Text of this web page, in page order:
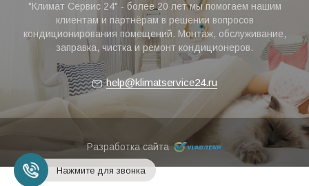
"Климат Сервис 24" - более 20 лет мы помогаем нашим
клиентам и партнёрам в решении вопросов
кондиционирования помещений. Монтаж, обслуживание,
заправка, чистка и ремонт кондиционеров.
help@klimatservice24.ru
Разработка сайта
Нажмите для звонка